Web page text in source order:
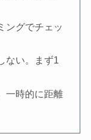
ングでチェッ
ない。まず1
一時的に距離